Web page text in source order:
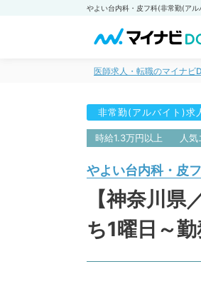
医師求人・転職のマイナビ
非常勤(アルバイト)求
時給1.3万円以上 人
やよい台内科・皮
【神奈川
ち1曜日～